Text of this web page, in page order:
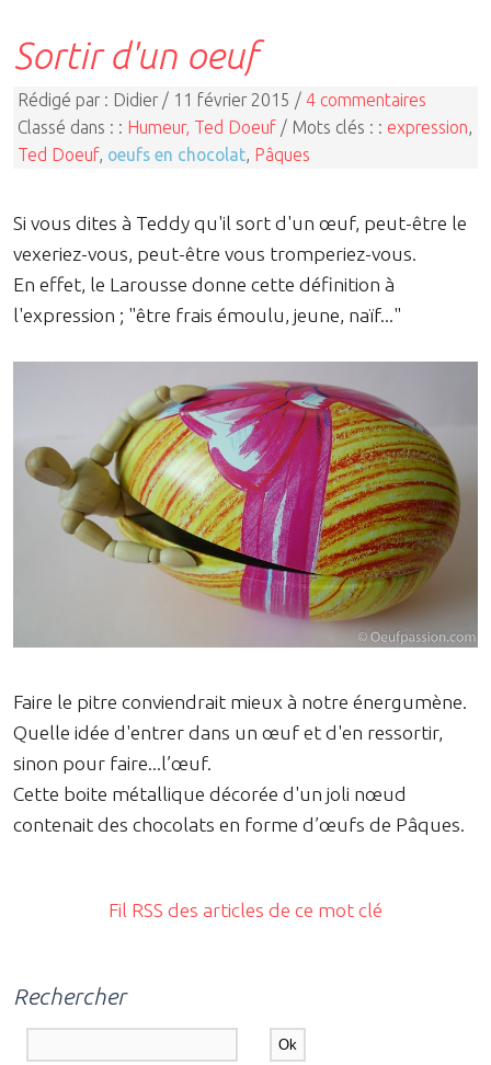
Sortir d'un oeuf
Rédigé par : Didier / 11 février 2015 / 4 commentaires
Classé dans : : Humeur, Ted Doeuf / Mots clés : : expression,
Ted Doeuf, oeufs en chocolat, Pâques
Si vous dites à Teddy qu'il sort d'un œuf, peut-être le
vexeriez-vous, peut-être vous tromperiez-vous.
En effet, le Larousse donne cette définition à
l'expression ; "être frais émoulu, jeune, naïf..."
Faire le pitre conviendrait mieux à notre énergumène.
Quelle idée d'entrer dans un œuf et d'en ressortir,
sinon pour faire...l’œuf.
Cette boite métallique décorée d'un joli nœud
contenait des chocolats en forme d’œufs de Pâques.
Fil RSS des articles de ce mot clé
Rechercher